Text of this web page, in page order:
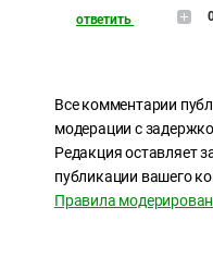
ответить
Все комментарии
модерации с
Редакция оставляет
публикации вашего
Правила